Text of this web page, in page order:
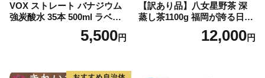
VOX ストレート バナジウム
強炭酸水 35本 500ml ラベル
レス【富士吉田市限定カート
5,500円
【訳あり品】八女星野茶 深
蒸し茶1100g 福岡が誇る日本
茶_ 訳アリ 常温 お茶 茶袋 常
備品 おちゃ ocha 茶葉 緑茶
12,000円